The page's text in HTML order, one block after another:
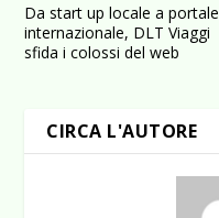
Da start up locale a portale
internazionale, DLT Viaggi
sfida i colossi del web
CIRCA L'AUTORE